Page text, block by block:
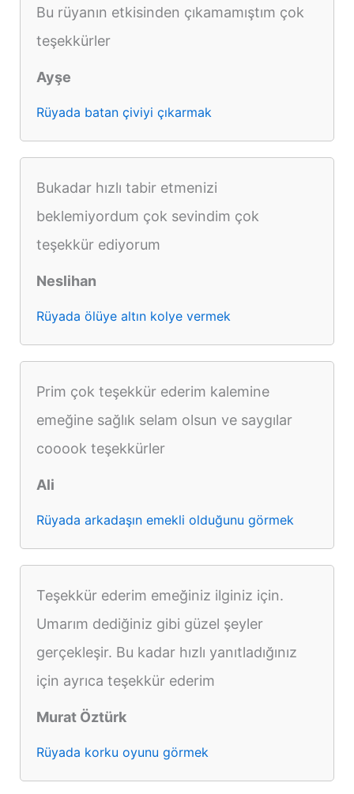
Bu rüyanın etkisinden çıkamamıştım çok
teşekkürler
Ayşe
Rüyada batan çiviyi çıkarmak
Bukadar hızlı tabir etmenizi
beklemiyordum çok sevindim çok
teşekkür ediyorum
Neslihan
Rüyada ölüye altın kolye vermek
Prim çok teşekkür ederim kalemine
emeğine sağlık selam olsun ve saygılar
cooook teşekkürler
Ali
Rüyada arkadaşın emekli olduğunu görmek
Teşekkür ederim emeğiniz ilginiz için.
Umarım dediğiniz gibi güzel şeyler
gerçekleşir. Bu kadar hızlı yanıtladığınız
için ayrıca teşekkür ederim
Murat Öztürk
Rüyada korku oyunu görmek